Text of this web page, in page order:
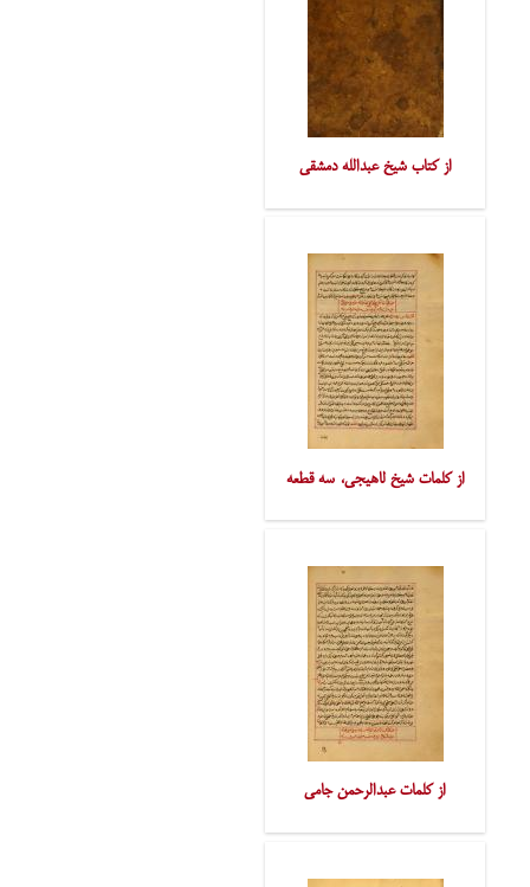
از کتاب شیخ عبدالله دمشقی
از کلمات شیخ لاهیجی، سه قطعه
از کلمات عبدالرحمن جامی